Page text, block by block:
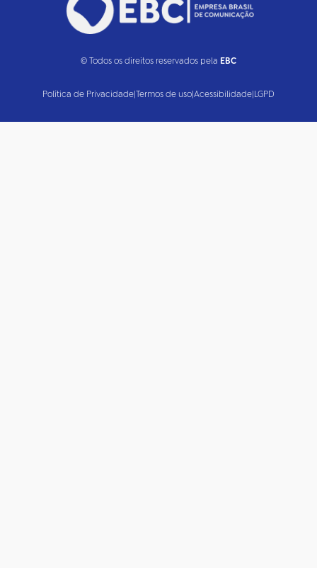
© Todos os direitos reservados pela EBC
Política de Privacidade|Termos de uso|Acessibilidade|LGPD